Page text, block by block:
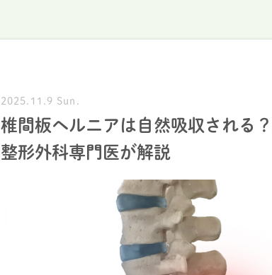
2025.11.9 Sun.
椎間板ヘルニアは自然吸収される
整形外科専門医が解説